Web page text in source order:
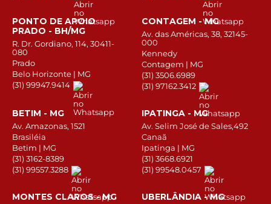
PONTO DE APOIO
PRADO - BH/MG
R. Dr. Gordiano, 114, 30411-
080
Prado
Belo Horizonte | MG
(31) 99947.9414
CONTAGEM - MG
Av. das Américas, 38, 32145-
000
Kennedy
Contagem | MG
(31) 3506.6989
(31) 97162.3412
BETIM - MG
Av. Amazonas, 1521
Brasiléia
Betim | MG
(31) 3162-8389
(31) 99557.3288
IPATINGA - MG
Av. Selim José de Sales,492
Canaã
Ipatinga | MG
(31) 3668.6921
(31) 99548.0457
MONTES CLAROS - MG UBERLÂNDIA - MG